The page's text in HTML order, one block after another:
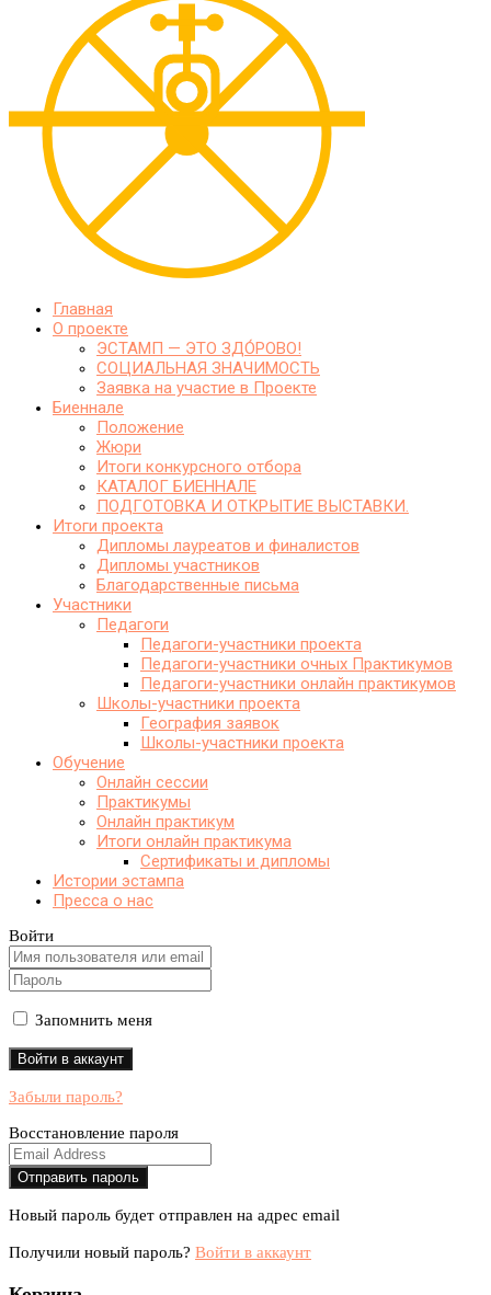
Главная
О проекте
ЭСТАМП — ЭТО ЗДО́РОВО!
СОЦИАЛЬНАЯ ЗНАЧИМОСТЬ
Заявка на участие в Проекте
Биеннале
Положение
Жюри
Итоги конкурсного отбора
КАТАЛОГ БИЕННАЛЕ
ПОДГОТОВКА И ОТКРЫТИЕ ВЫСТАВКИ.
Итоги проекта
Дипломы лауреатов и финалистов
Дипломы участников
Благодарственные письма
Участники
Педагоги
Педагоги-участники проекта
Педагоги-участники очных Практикумов
Педагоги-участники онлайн практикумов
Школы-участники проекта
География заявок
Школы-участники проекта
Обучение
Онлайн сессии
Практикумы
Онлайн практикум
Итоги онлайн практикума
Сертификаты и дипломы
Истории эстампа
Пресса о нас
Войти
Запомнить меня
Забыли пароль?
Восстановление пароля
Новый пароль будет отправлен на адрес email
Получили новый пароль? Войти в аккаунт